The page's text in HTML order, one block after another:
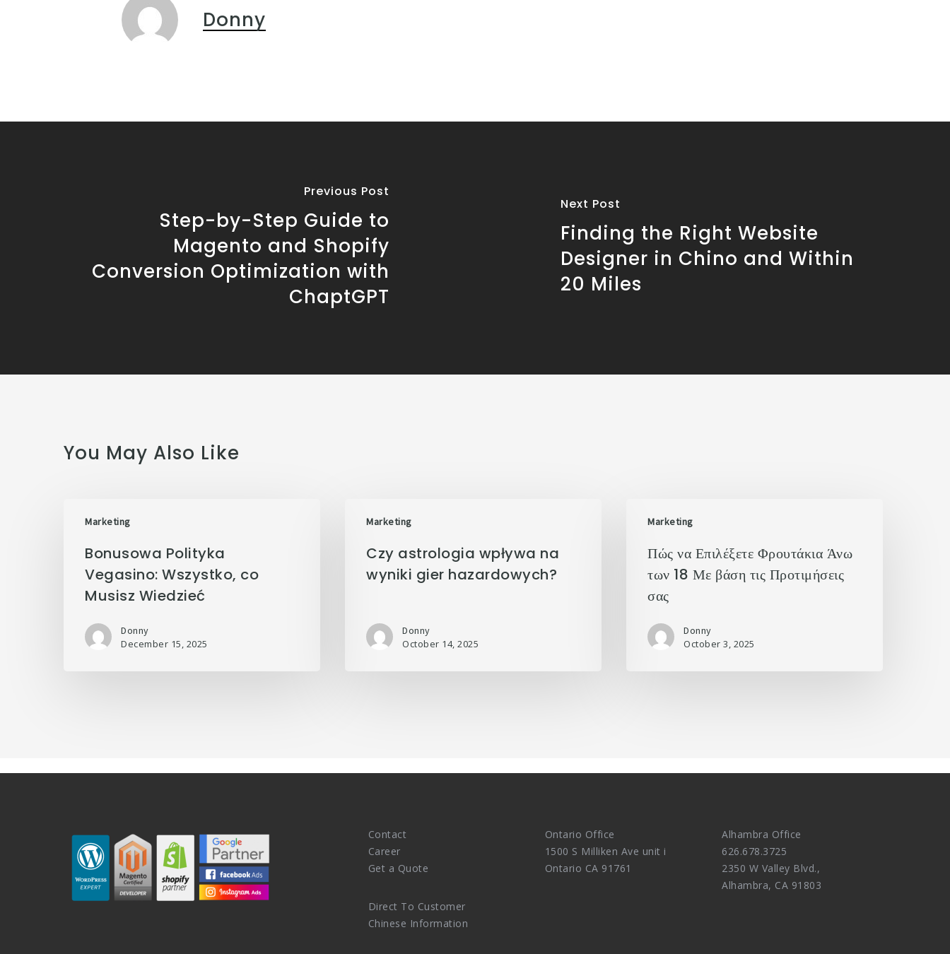
Donny
Previous Post
Step-by-Step Guide to
Magento and Shopify
Conversion Optimization with
ChaptGPT
Next Post
Finding the Right Website
Designer in Chino and Within
20 Miles
You May Also Like
Marketing
Bonusowa Polityka
Vegasino: Wszystko, co
Musisz Wiedzieć
Donny
December 15, 2025
Marketing
Czy astrologia wpływa na
wyniki gier hazardowych?
Donny
October 14, 2025
Marketing
Πώς να Επιλέξετε Φρουτάκια Άνω
των 18 Με βάση τις Προτιμήσεις
σας
Donny
October 3, 2025
Contact
Career
Get a Quote
Direct To Customer
Chinese Information
Ontario Office
1500 S Milliken Ave unit i
Ontario CA 91761
Alhambra Office
626.678.3725
2350 W Valley Blvd.,
Alhambra, CA 91803